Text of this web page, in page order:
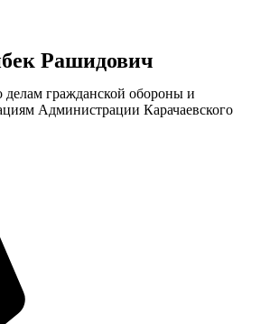
Рашидович
делам гражданской обороны и
Администрации Карачаевского